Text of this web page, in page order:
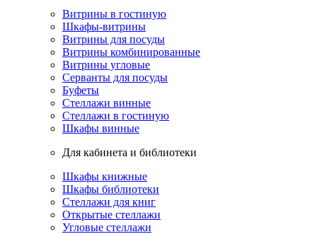
Витрины в гостиную
Шкафы-витрины
Витрины для посуды
Витрины комбинированные
Витрины угловые
Серванты для посуды
Буфеты
Стеллажи винные
Стеллажи в гостиную
Шкафы винные
Для кабинета и библиотеки
Шкафы книжные
Шкафы библиотеки
Стеллажи для книг
Открытые стеллажи
Угловые стеллажи